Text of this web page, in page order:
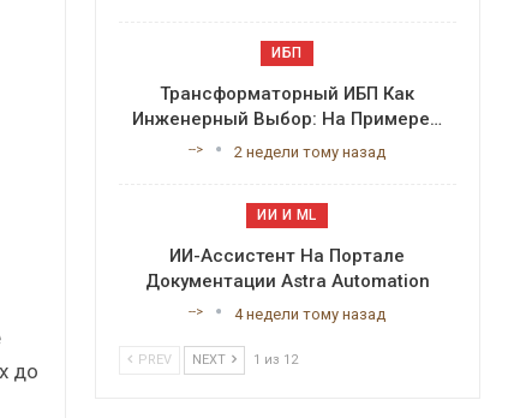
до
ИБП
Трансформаторный ИБП Как
Инженерный Выбор: На Примере…
--> 2 недели тому назад
ИИ И ML
ИИ-Ассистент На Портале
Документации Astra Automation
--> 4 недели тому назад
PREV NEXT 1 из 12